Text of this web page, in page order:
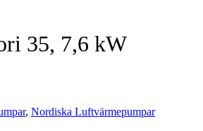
35, 7,6 kW
, Nordiska Luftvärmepumpar